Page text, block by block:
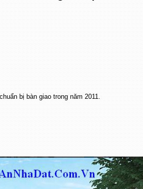
bị bàn giao trong năm 2011.